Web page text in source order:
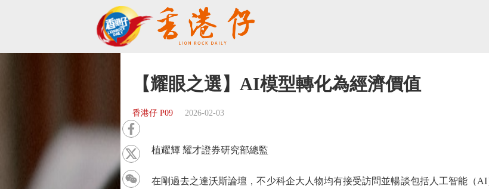
【耀眼之選】AI模型轉化為經濟價值
香港仔 P09 2026-02-03
植耀輝 耀才證券研究部總監
在剛過去之達沃斯論壇，不少科企大人物均有接受訪問並暢談包括人工智能（AI